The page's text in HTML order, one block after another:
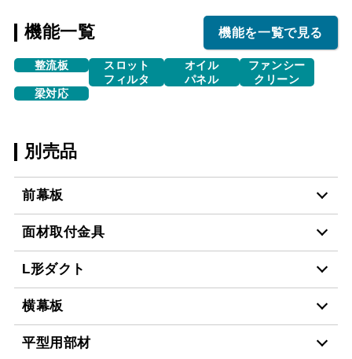
機能一覧 機能を一覧で見る
整流板
スロット
フィルタ
オイル
パネル
ファンシー
クリーン
梁対応
別売品
前幕板
MP-754 BK ¥6,490（税抜価格 ￥
MP-754 W ¥6,490（税抜価格 ￥
MP-754 SI ¥8,250（税抜価格 ￥
面材取付金具
MP-MTKU-60 BK ¥7,150（税抜価格 ￥
MP-MTKU-60 SI ¥9,900（税抜価格 ￥
L形ダクト
LD-15 ¥3,520（税抜価格 ￥
横幕板
平型用部材